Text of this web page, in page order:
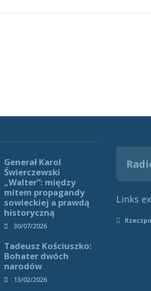
Generał Karol
Świerczewski
„Walter”: między
mitem propagandy
sowieckiej a prawdą
historyczną
30/07/2026
Tadeusz Kościuszko:
Bohater dwóch
narodów
13/02/2026
Links